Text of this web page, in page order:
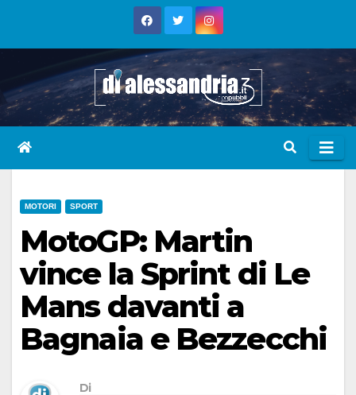
MOTORI SPORT
MotoGP: Martin
vince la Sprint di Le
Mans davanti a
Bagnaia e Bezzecchi
Di